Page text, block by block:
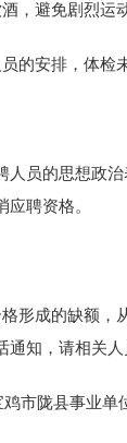
，避免剧烈运
的安排，体检
人员的思想政
聘资格。
形成的缺额
知，请相关人
市陇县事业单